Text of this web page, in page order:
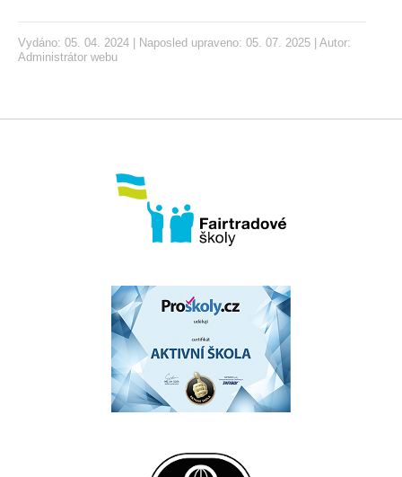
Vydáno: 05. 04. 2024 | Naposled upraveno: 05. 07. 2025 | Autor:
Administrátor webu